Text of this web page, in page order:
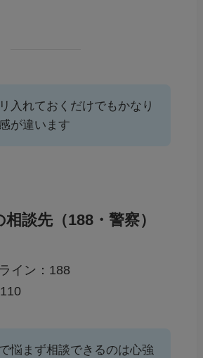
入れておくだけでもかなり
が違います
談先（188・警察）
イン：188
悩まず相談できるのは心強